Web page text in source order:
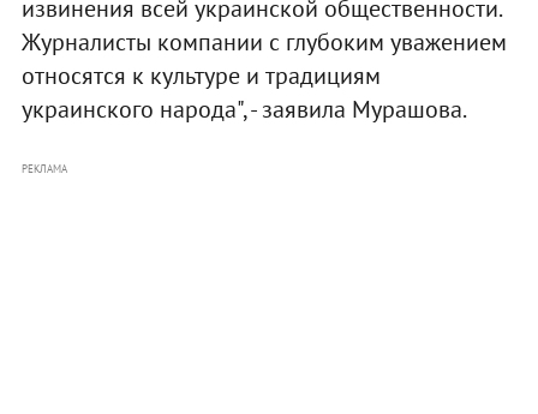
извинения всей украинской общественности.
Журналисты компании с глубоким уважением
относятся к культуре и традициям
украинского народа", - заявила Мурашова.
РЕКЛАМА